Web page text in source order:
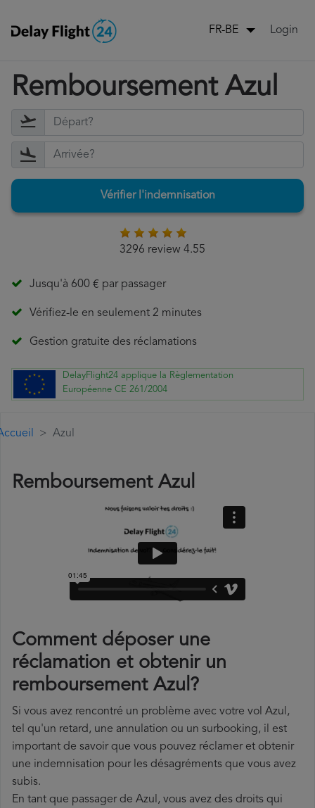
FR-BE Login
Remboursement Azul
Vérifier l'indemnisation
3296 review 4.55
Jusqu'à 600 € par passager
Vérifiez-le en seulement 2 minutes
Gestion gratuite des réclamations
DelayFlight24 applique la Règlementation
Européenne CE 261/2004
Azul
Remboursement Azul
Comment déposer une
réclamation et obtenir un
remboursement Azul?
Si vous avez rencontré un problème avec votre vol Azul,
tel qu'un retard, une annulation ou un surbooking, il est
important de savoir que vous pouvez réclamer et obtenir
une indemnisation pour les désagréments que vous avez
subis.
En tant que passager de Azul, vous avez des droits qui